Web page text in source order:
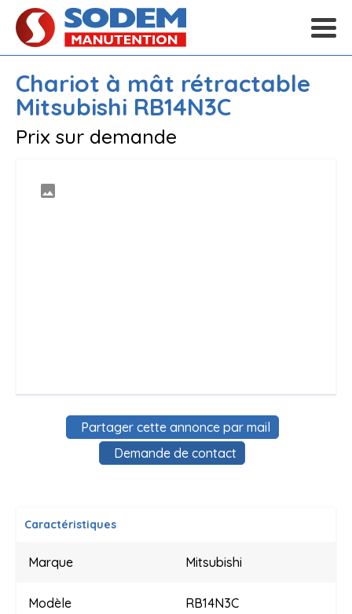
Chariot à mât rétractable
Mitsubishi RB14N3C
Prix sur demande
Demande de contact
Partager cette annonce par mail
Caractéristiques
Marque Mitsubishi
Modèle RB14N3C